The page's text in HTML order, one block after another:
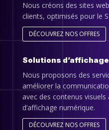
Nous créons des sites
clients, optimisés pour le
DÉCOUVREZ NOS OFFRES
Solutions
Nous proposons des
améliorer la
avec des contenus
d’affichage numérique.
DÉCOUVREZ NOS OFFRES